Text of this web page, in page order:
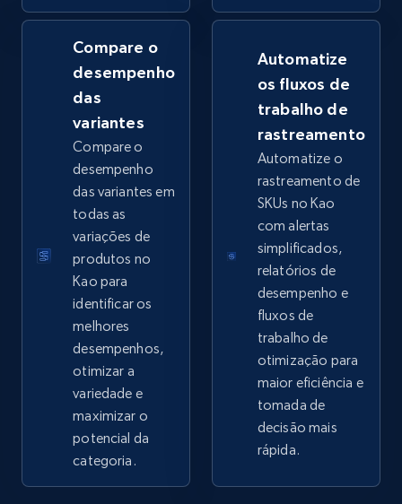
more.
Comece agora
Google Shopping - collects products from
web using keywords
URL, Product id, Title, Product description,
Rating, Reviews count, Images, Variations, and
more.
2.4K+ Comece agora
Home Depot US
URL, Domain, Country code, Model number,
Sku, Product id, Product name, Manufacturer,
and more.
2.1K+ 355+ Comece agora
Compare o
desempenho
das
variantes
Compare o
desempenho
das variantes em
todas as
variações de
produtos no
Kao para
identificar os
melhores
desempenhos,
otimizar a
variedade e
maximizar o
potencial da
categoria.
Automatize
os fluxos de
trabalho de
rastreamento
Automatize o
rastreamento de
SKUs no Kao
com alertas
simplificados,
relatórios de
desempenho e
fluxos de
trabalho de
otimização para
maior eficiência e
tomada de
decisão mais
rápida.